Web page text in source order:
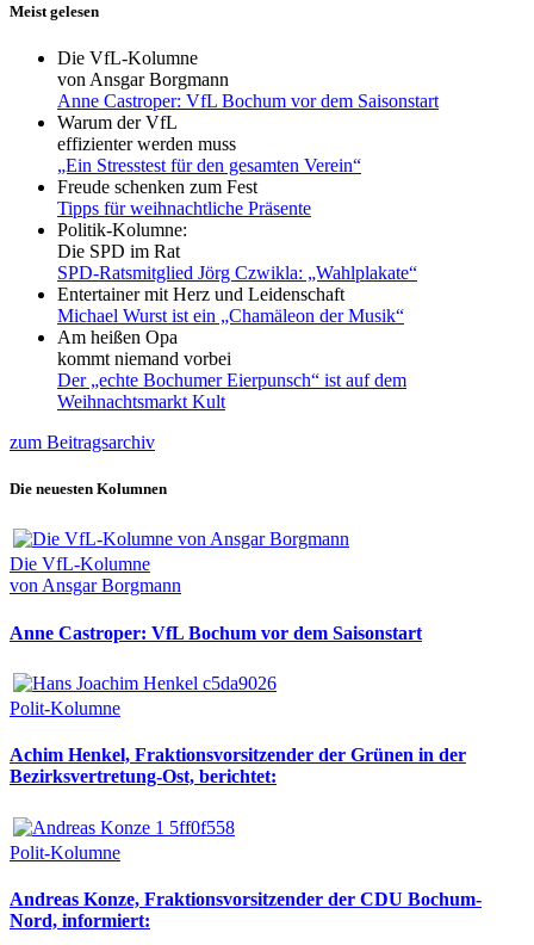
Meist gelesen
Die VfL-Kolumne
von Ansgar Borgmann
Anne Castroper: VfL Bochum vor dem Saisonstart
Warum der VfL
effizienter werden muss
„Ein Stresstest für den gesamten Verein“
Freude schenken zum Fest
Tipps für weihnachtliche Präsente
Politik-Kolumne:
Die SPD im Rat
SPD-Ratsmitglied Jörg Czwikla: „Wahlplakate“
Entertainer mit Herz und Leidenschaft
Michael Wurst ist ein „Chamäleon der Musik“
Am heißen Opa
kommt niemand vorbei
Der „echte Bochumer Eierpunsch“ ist auf dem
Weihnachtsmarkt Kult
zum Beitragsarchiv
Die neuesten Kolumnen
Die VfL-Kolumne
von Ansgar Borgmann
Anne Castroper: VfL Bochum vor dem Saisonstart
Polit-Kolumne
Achim Henkel, Fraktionsvorsitzender der Grünen in der
Bezirksvertretung-Ost, berichtet:
Polit-Kolumne
Andreas Konze, Fraktionsvorsitzender der CDU Bochum-
Nord, informiert: